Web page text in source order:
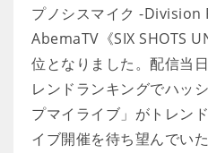
プノシスマイク -Division
AbemaTV《SIX SHOTS
位となりました。配信当
レンドランキングでハッ
プマイライブ」がトレン
イブ開催を待ち望んでい